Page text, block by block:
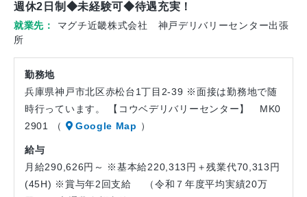
週休2日制◆未経験可◆待遇充実！
就業先
マグチ近畿株式会社 神戸デリバリーセンター出張
所
勤務地
兵庫県神戸市北区赤松台1丁目2-39 ※面接は勤務地で随
時行っています。 【コウベデリバリーセンター】 MK0
2901 （
Google Map ）
給与
月給290,626円～ ※基本給220,313円＋残業代70,313円
(45H) ※賞与年2回支給 （令和７年度平均実績20万